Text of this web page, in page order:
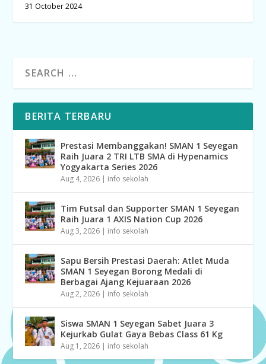
31 October 2024
BERITA TERBARU
Prestasi Membanggakan! SMAN 1 Seyegan
Raih Juara 2 TRI LTB SMA di Hypenamics
Yogyakarta Series 2026
Aug 4, 2026 | info sekolah
Tim Futsal dan Supporter SMAN 1 Seyegan
Raih Juara 1 AXIS Nation Cup 2026
Aug 3, 2026 | info sekolah
Sapu Bersih Prestasi Daerah: Atlet Muda
SMAN 1 Seyegan Borong Medali di
Berbagai Ajang Kejuaraan 2026
Aug 2, 2026 | info sekolah
Siswa SMAN 1 Seyegan Sabet Juara 3
Kejurkab Gulat Gaya Bebas Class 61 Kg
Aug 1, 2026 | info sekolah